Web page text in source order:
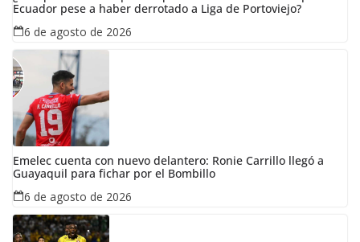
Ecuador pese a haber derrotado a Liga de Portoviejo?
6 de agosto de 2026
Emelec cuenta con nuevo delantero: Ronie Carrillo llegó a
Guayaquil para fichar por el Bombillo
6 de agosto de 2026